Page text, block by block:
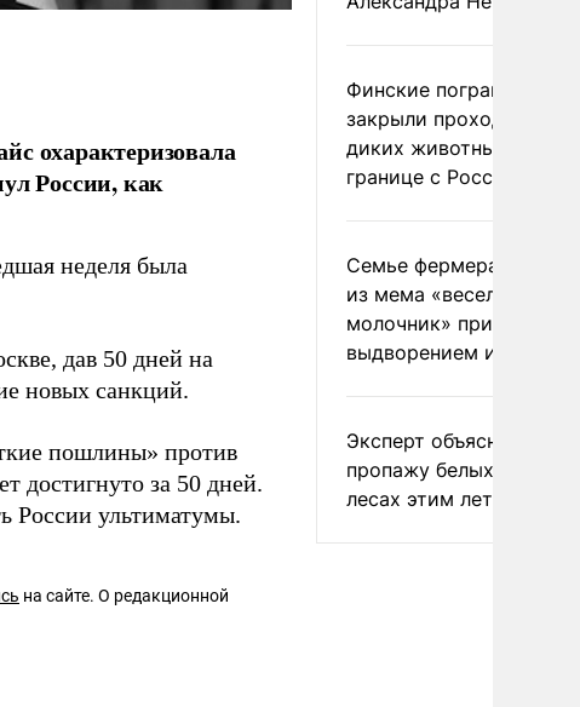
охарактеризовала
России, как
неделя была
дав 50 дней на
новых санкций.
пошлины» против
достигнуто за 50 дней.
России ультиматумы.
на сайте. О редакционной
Финские пограничники
закрыли проходы для
диких животных на
границе с Россией
Семье фермера
из мема «веселый
молочник» пригрозили
выдворением из
Эксперт объяснил
пропажу белых грибов
лесах этим летом